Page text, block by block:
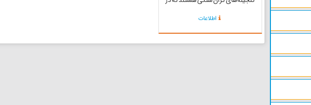
پرداخته شده و شکل می‌گیرند.
ضرب المثل نیز همچون شاخه‌های
دیگر فرهنگ عامه با معیشت و
اطلاعات